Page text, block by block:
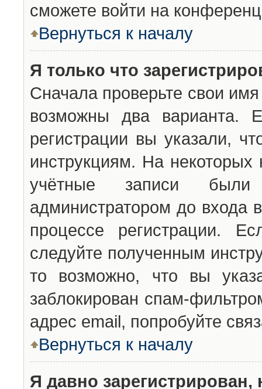
сможете войти на
Вернуться к началу
Я только что
Сначала проверьте свои
возможны два варианта.
регистрации вы указали,
инструкциям. На
учётные записи были
администратором до входа
процессе регистрации.
следуйте полученным
то возможно, что вы
заблокирован спам-
адрес email, попробуйте
Вернуться к началу
Я давно